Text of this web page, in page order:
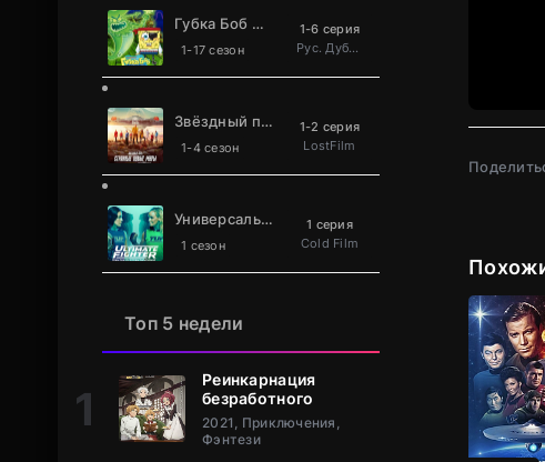
Губка Боб Квадратные Штаны
1-17 сезон
1-6 серия
Рус. Дублированный
Звёздный путь: Странные новые миры
1-4 сезон
1-2 серия
LostFilm
Универсальный боец
1 сезон
1 серия
Cold Film
Топ 5 недели
Реинкарнация
безработного
2021, Приключения,
Фэнтези